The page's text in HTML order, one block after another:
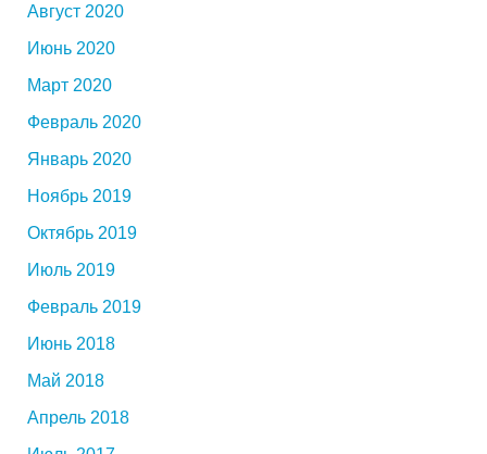
Август 2020
Июнь 2020
Март 2020
Февраль 2020
Январь 2020
Ноябрь 2019
Октябрь 2019
Июль 2019
Февраль 2019
Июнь 2018
Май 2018
Апрель 2018